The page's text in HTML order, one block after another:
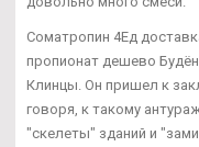
Cоматропин 4Ед
пропионат дешево
Клинцы. Он пришел к
говоря, к такому
"скелеты" зданий и